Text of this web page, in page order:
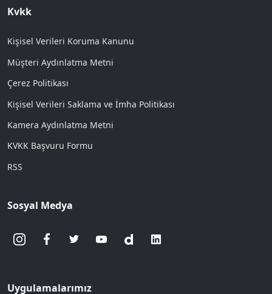
Kvkk
Kişisel Verileri Koruma Kanunu
Müşteri Aydınlatma Metni
Çerez Politikası
Kişisel Verileri Saklama ve İmha Politikası
Kamera Aydınlatma Metni
KVKK Başvuru Formu
RSS
Sosyal Medya
Uygulamalarımız